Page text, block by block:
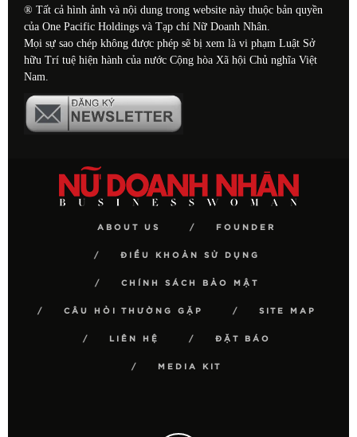
® Tất cả hình ảnh và nội dung trong website này thuộc bản quyền
của One Pacific Holdings và Tạp chí Nữ Doanh Nhân.
Mọi sự sao chép không được phép sẽ bị xem là vi phạm Luật Sở
hữu Trí tuệ hiện hành của nước Cộng hòa Xã hội Chủ nghĩa Việt
Nam.
ABOUT US FOUNDER
ĐIỀU KHOẢN SỬ DỤNG
CHÍNH SÁCH BẢO MẬT
CÂU HỎI THƯỜNG GẶP SITE MAP
LIÊN HỆ ĐẶT BÁO
MEDIA KIT